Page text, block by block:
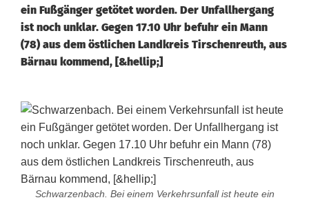
ein Fußgänger getötet worden. Der Unfallhergang
ist noch unklar. Gegen 17.10 Uhr befuhr ein Mann
(78) aus dem östlichen Landkreis Tirschenreuth, aus
Bärnau kommend, [&hellip;]
Schwarzenbach. Bei einem Verkehrsunfall ist heute ein